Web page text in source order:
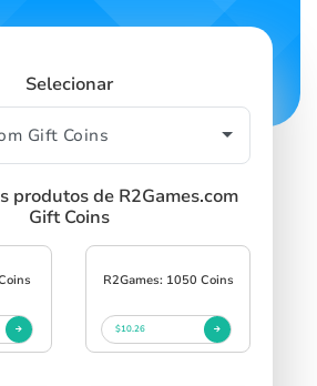
Selecionar
produtos de R2Games.com
Gift Coins
R2Games: 1050 Coins
$10.26